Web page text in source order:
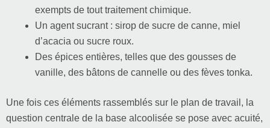
exempts de tout traitement chimique.
Un agent sucrant : sirop de sucre de canne, miel
d’acacia ou sucre roux.
Des épices entières, telles que des gousses de
vanille, des bâtons de cannelle ou des fèves tonka.
Une fois ces éléments rassemblés sur le plan de travail, la
question centrale de la base alcoolisée se pose avec acuité,